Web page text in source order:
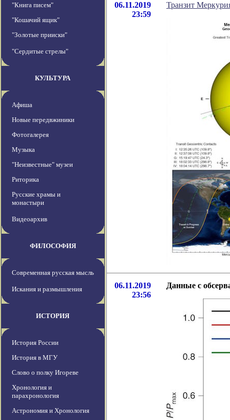
"Книга писем"
"Кошачий ящик"
"Золотые прииски"
"Сердитые стрелы"
КУЛЬТУРА
Афиша
Новые передвжиники
Фотогалерея
Музыка
"Неизвестные" музеи
Риторика
Русские храмы и
монастыри
Видеоархив
ФИЛОСОФИЯ
Современная русская мысль
Искания и размышления
ИСТОРИЯ
История России
История в МГУ
Слово о полку Игореве
Хронология и
парахронология
Астрономия и Хронология
06.11.2019
23:59
Транзит
06.11.2019
23:56
Данные с